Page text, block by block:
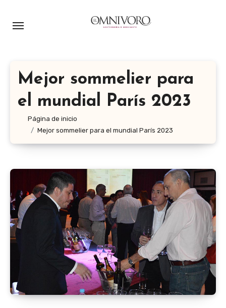
Mejor sommelier para
el mundial París 2023
Página de inicio
Mejor sommelier para el mundial París 2023